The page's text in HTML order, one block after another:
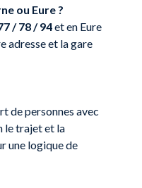
ou Eure ?
/ 78 / 94et en Eure
adresse et la gare
de personnes avec
le trajet et la
une logique de